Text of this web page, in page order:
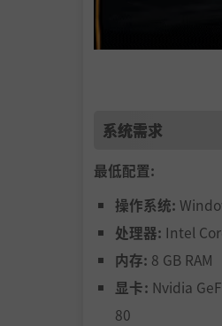
无论走到哪里，整
在墓城的沙漠遗迹
走进糖果工厂的时
穿梭在浸满雨水的
为了能全身而退，
系统需求
最低配置:
操作系统:
处理器: Intel
内存: 8 GB RAM
显卡: Nvidia
80